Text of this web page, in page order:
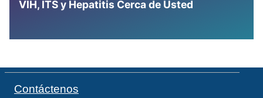
VIH, ITS y Hepatitis Cerca de Usted
Contáctenos